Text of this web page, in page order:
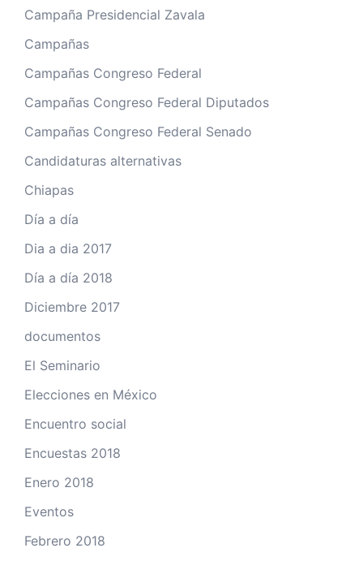
Campaña Presidencial Zavala
Campañas
Campañas Congreso Federal
Campañas Congreso Federal Diputados
Campañas Congreso Federal Senado
Candidaturas alternativas
Chiapas
Día a día
Dia a dia 2017
Día a día 2018
Diciembre 2017
documentos
El Seminario
Elecciones en México
Encuentro social
Encuestas 2018
Enero 2018
Eventos
Febrero 2018